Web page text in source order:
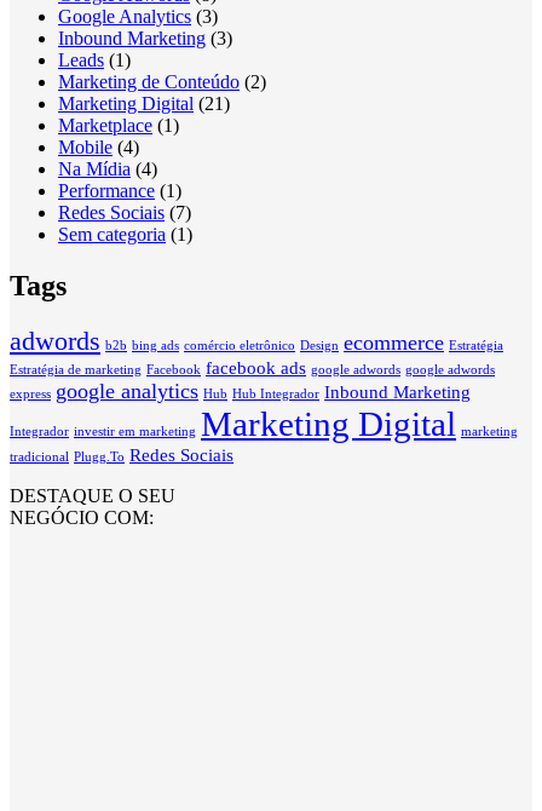
Google Analytics (3)
Inbound Marketing (3)
Leads (1)
Marketing de Conteúdo (2)
Marketing Digital (21)
Marketplace (1)
Mobile (4)
Na Mídia (4)
Performance (1)
Redes Sociais (7)
Sem categoria (1)
Tags
adwords b2b bing ads comércio eletrônico Design ecommerce Estratégia
Estratégia de marketing Facebook facebook ads google adwords google adwords
express google analytics Hub Hub Integrador Inbound Marketing
Integrador investir em marketing Marketing Digital marketing
tradicional Plugg.To Redes Sociais
DESTAQUE O SEU
NEGÓCIO COM: